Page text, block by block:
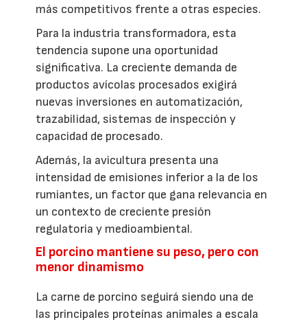
más competitivos frente a otras especies.
Para la industria transformadora, esta
tendencia supone una oportunidad
significativa. La creciente demanda de
productos avícolas procesados exigirá
nuevas inversiones en automatización,
trazabilidad, sistemas de inspección y
capacidad de procesado.
Además, la avicultura presenta una
intensidad de emisiones inferior a la de los
rumiantes, un factor que gana relevancia en
un contexto de creciente presión
regulatoria y medioambiental.
El porcino mantiene su peso, pero con
menor dinamismo
La carne de porcino seguirá siendo una de
las principales proteínas animales a escala